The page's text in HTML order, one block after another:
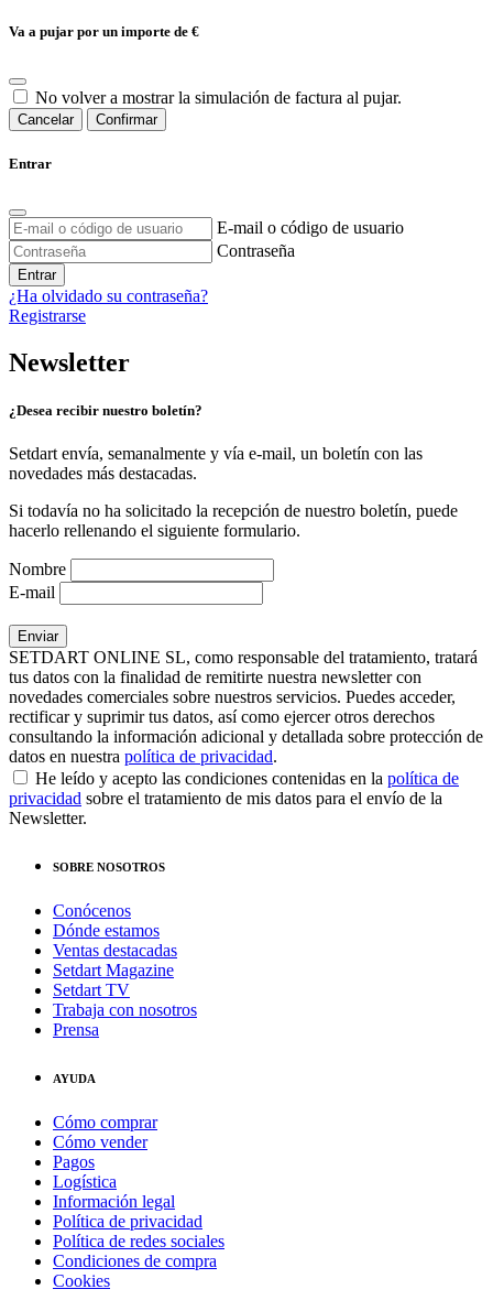
Va a pujar por un importe de €
No volver a mostrar la simulación de factura al pujar.
Cancelar Confirmar
Entrar
E-mail o código de usuario
Contraseña
Entrar
¿Ha olvidado su contraseña?
Registrarse
Newsletter
¿Desea recibir nuestro boletín?
Setdart envía, semanalmente y vía e-mail, un boletín con las
novedades más destacadas.
Si todavía no ha solicitado la recepción de nuestro boletín, puede
hacerlo rellenando el siguiente formulario.
Nombre
E-mail
SETDART ONLINE SL, como responsable del tratamiento, tratará
tus datos con la finalidad de remitirte nuestra newsletter con
novedades comerciales sobre nuestros servicios. Puedes acceder,
rectificar y suprimir tus datos, así como ejercer otros derechos
consultando la información adicional y detallada sobre protección de
datos en nuestra política de privacidad.
He leído y acepto las condiciones contenidas en la política de
privacidad sobre el tratamiento de mis datos para el envío de la
Newsletter.
SOBRE NOSOTROS
Conócenos
Dónde estamos
Ventas destacadas
Setdart Magazine
Setdart TV
Trabaja con nosotros
Prensa
AYUDA
Cómo comprar
Cómo vender
Pagos
Logística
Información legal
Política de privacidad
Política de redes sociales
Condiciones de compra
Cookies